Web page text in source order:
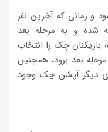
و زمانی که آخرین نفر
شده و به مرحله بعد
چک را انتخاب
بعد برود، همچنین
دیگر آپشن چک وجود